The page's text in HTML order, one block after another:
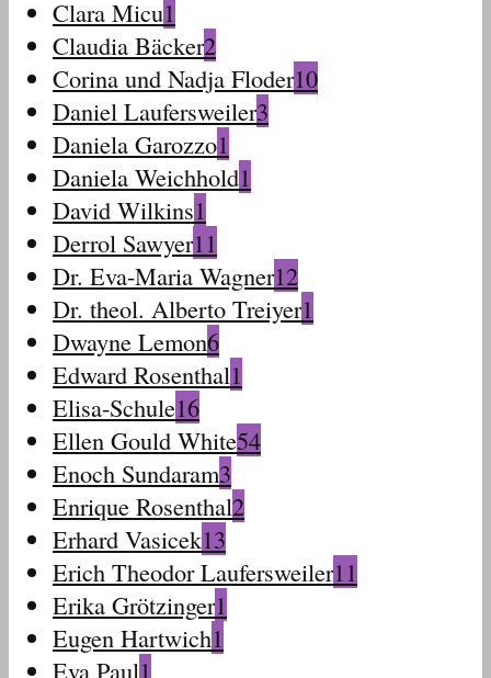
Clara Micu1
Claudia Bäcker2
Corina und Nadja Floder10
Daniel Laufersweiler3
Daniela Garozzo1
Daniela Weichhold1
David Wilkins1
Derrol Sawyer11
Dr. Eva-Maria Wagner12
Dr. theol. Alberto Treiyer1
Dwayne Lemon6
Edward Rosenthal1
Elisa-Schule16
Ellen Gould White54
Enoch Sundaram3
Enrique Rosenthal2
Erhard Vasicek13
Erich Theodor Laufersweiler11
Erika Grötzinger1
Eugen Hartwich1
Eva Paul1